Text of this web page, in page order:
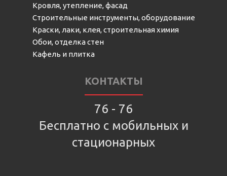
Кровля, утепление, фасад
Строительные инструменты, оборудование
Краски, лаки, клея, строительная химия
Обои, отделка стен
Кафель и плитка
КОНТАКТЫ
76 - 76
Бесплатно с мобильных и
стационарных